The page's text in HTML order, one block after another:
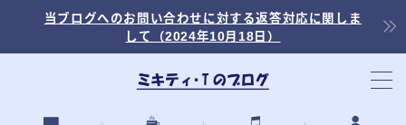
当ブログへのお問い合わせに対する返答対応に関しま
して（2024年10月18日）